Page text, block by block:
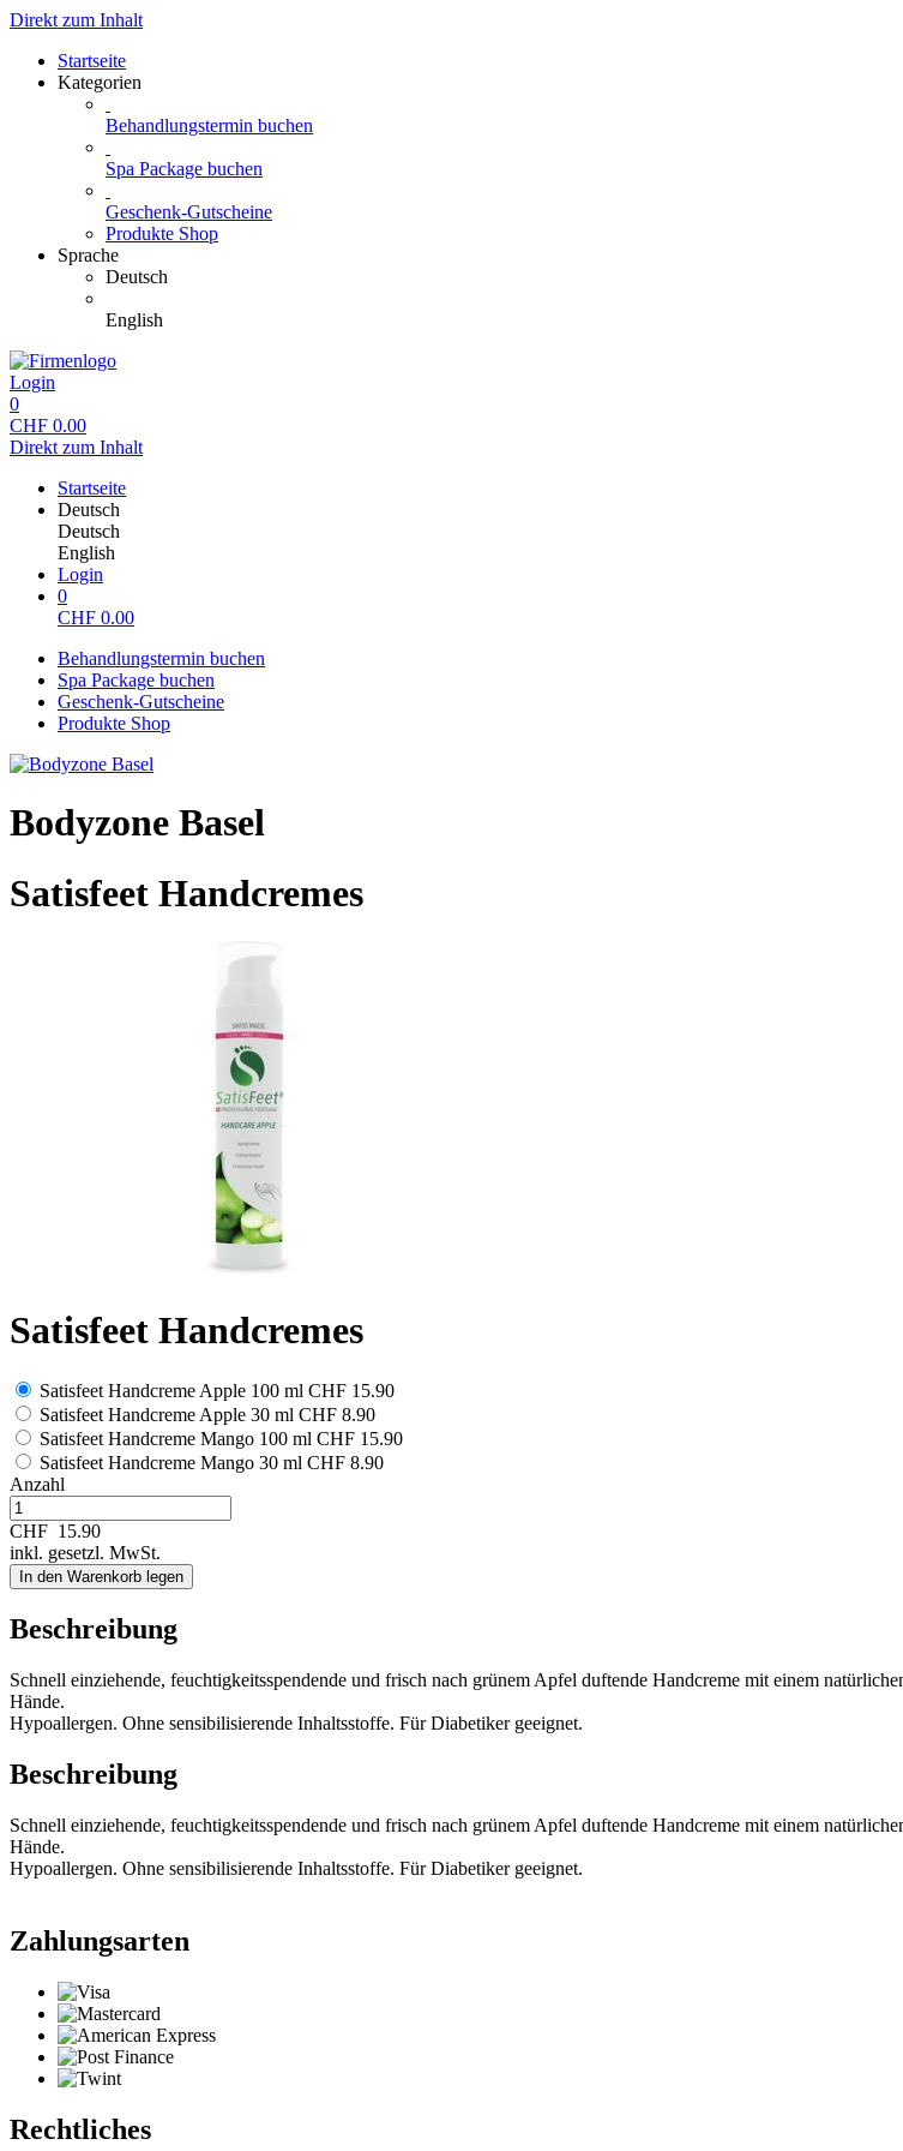
Direkt zum Inhalt
Startseite
Kategorien
Behandlungstermin buchen
Spa Package buchen
Geschenk-Gutscheine
Produkte Shop
Sprache
Deutsch
English
Login
0
CHF 0.00
Direkt zum Inhalt
Startseite
Deutsch
Deutsch
English
Login
0
CHF 0.00
Behandlungstermin buchen
Spa Package buchen
Geschenk-Gutscheine
Produkte Shop
Bodyzone Basel
Satisfeet Handcremes
Satisfeet Handcremes
Satisfeet Handcreme Apple 100 ml CHF 15.90
Satisfeet Handcreme Apple 30 ml CHF 8.90
Satisfeet Handcreme Mango 100 ml CHF 15.90
Satisfeet Handcreme Mango 30 ml CHF 8.90
Anzahl
CHF 15.90
inkl. gesetzl. MwSt.
In den Warenkorb legen
Beschreibung
Schnell einziehende, feuchtigkeitsspendende und frisch nach grünem Apfel duftende Handcreme mit einem
Hände.
Hypoallergen. Ohne sensibilisierende Inhaltsstoffe. Für Diabetiker geeignet.
Beschreibung
Schnell einziehende, feuchtigkeitsspendende und frisch nach grünem Apfel duftende Handcreme mit einem
Hände.
Hypoallergen. Ohne sensibilisierende Inhaltsstoffe. Für Diabetiker geeignet.
Zahlungsarten
Rechtliches